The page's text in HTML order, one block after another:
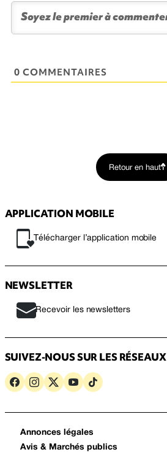
0 COMMENTAIRES
Retour en haut
APPLICATION MOBILE
Télécharger l’application mobile
NEWSLETTER
Recevoir les newsletters
SUIVEZ-NOUS SUR LES RÉSEAUX
Annonces légales
Avis & Marchés publics